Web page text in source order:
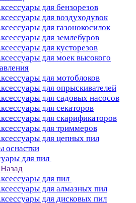
для бензорезов
для воздуходувок
для газонокосилок
для землебуров
для кусторезов
для моек высокого
для мотоблоков
для опрыскивателей
для садовых насосов
для секаторов
для скарификаторов
для триммеров
для цепных пил
оснастки
для пил
Назад
для пил
для алмазных пил
для дисковых пил